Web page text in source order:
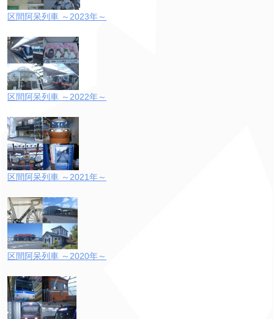
区間阿呆列車 ～2023年～
区間阿呆列車 ～2022年～
区間阿呆列車 ～2021年～
区間阿呆列車 ～2020年～